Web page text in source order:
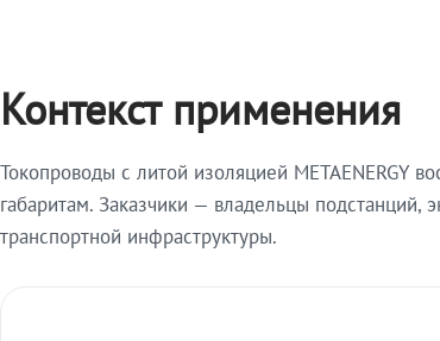
Контекст применения
Токопроводы с литой изоляцией METAENERGY
габаритам. Заказчики — владельцы подстанций,
транспортной инфраструктуры.